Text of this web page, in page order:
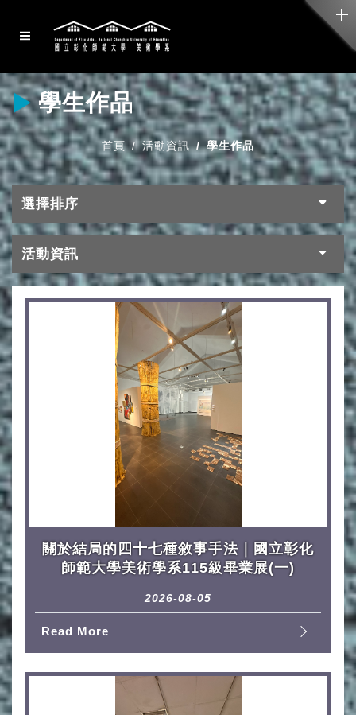
學生作品
首頁 活動資訊 學生作品
選擇排序
活動資訊
關於結局的四十七種敘事手法｜國立彰化
師範大學美術學系115級畢業展(一)
2026-08-05
Read More